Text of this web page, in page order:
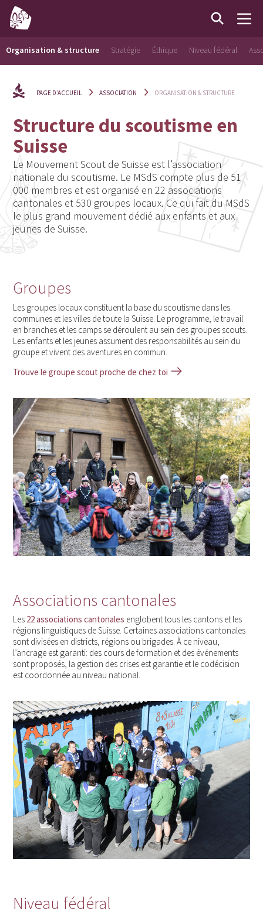
Organisation & structure Stratégie Éthique Niveau fédéral
PAGE D’ACCUEIL ASSOCIATION ORGANISATION & STRUCTURE
Structure du scoutisme en
Suisse
Le Mouvement Scout de Suisse est l’association
nationale du scoutisme. Le MSdS compte plus de 51
000 membres et est organisé en 22 associations
cantonales et 530 groupes locaux. Ce qui fait du MSdS
le plus grand mouvement dédié aux enfants et aux
jeunes de Suisse.
Groupes
Les groupes locaux constituent la base du scoutisme dans les
communes et les villes de toute la Suisse. Le programme, le travail
en branches et les camps se déroulent au sein des groupes scouts.
Les enfants et les jeunes assument des responsabilités au sein du
groupe et vivent des aventures en commun.
Trouve le groupe scout proche de chez toi
Associations cantonales
Les 22 associations cantonales englobent tous les cantons et les
régions linguistiques de Suisse. Certaines associations cantonales
sont divisées en districts, régions ou brigades. À ce niveau,
l’ancrage est garanti: des cours de formation et des événements
sont proposés, la gestion des crises est garantie et le codécision
est coordonnée au niveau national.
Niveau fédéral